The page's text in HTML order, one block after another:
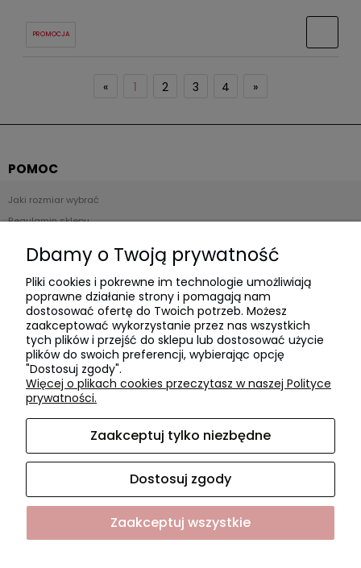
PROMOCJA
« 1 2 3 4 »
POMOC
Jaki rozmiar wybrać
Regulamin sklepu
Polityka prywatności
Płatności i dostawa
Czas realizacji zamówienia
Czas i koszty dostawy
Formy płatności
O NAS
Współpraca
Dbamy o Twoją prywatność
Pliki cookies i pokrewne im technologie umożliwiają
poprawne działanie strony i pomagają nam
dostosować ofertę do Twoich potrzeb. Możesz
zaakceptować wykorzystanie przez nas wszystkich
tych plików i przejść do sklepu lub dostosować użycie
plików do swoich preferencji, wybierając opcję
"Dostosuj zgody".
Więcej o plikach cookies przeczytasz w naszej Polityce
prywatności.
Zaakceptuj tylko niezbędne
Dostosuj zgody
Zaakceptuj wszystkie